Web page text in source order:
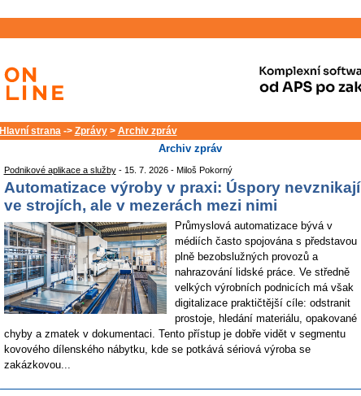
Hlavní strana-> Zprávy> Archiv zpráv
Archiv zpráv
Podnikové aplikace a služby- 15. 7. 2026 - Miloš Pokorný
Automatizace výroby v praxi: Úspory nevznikají
ve strojích, ale v mezerách mezi nimi
Průmyslová automatizace bývá v
médiích často spojována s představou
plně bezobslužných provozů a
nahrazování lidské práce. Ve středně
velkých výrobních podnicích má však
digitalizace praktičtější cíle: odstranit
prostoje, hledání materiálu, opakované
chyby a zmatek v dokumentaci. Tento přístup je dobře vidět v segmentu
kovového dílenského nábytku, kde se potkává sériová výroba se
zakázkovou...